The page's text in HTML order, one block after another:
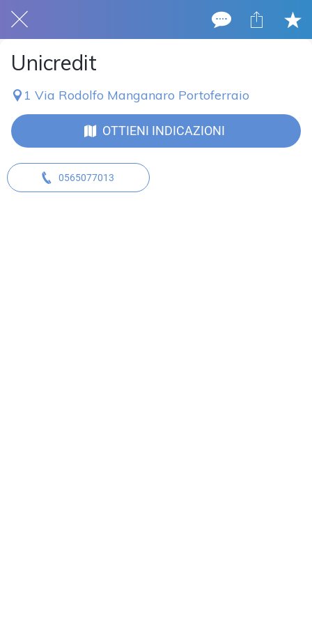
Unicredit
1 Via Rodolfo Manganaro Portoferraio
OTTIENI INDICAZIONI
0565077013